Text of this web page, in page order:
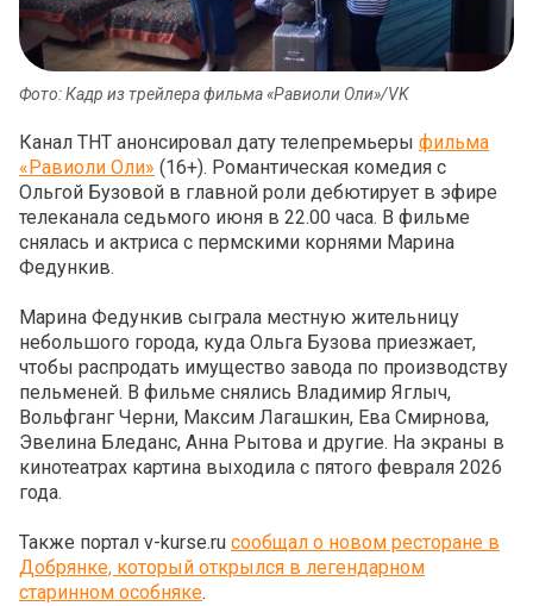
Фото: Кадр из трейлера фильма «Равиоли Оли»/VK
Канал ТНТ анонсировал дату телепремьеры фильма
«Равиоли Оли» (16+). Романтическая комедия с
Ольгой Бузовой в главной роли дебютирует в эфире
телеканала седьмого июня в 22.00 часа. В фильме
снялась и актриса с пермскими корнями Марина
Федункив.
Марина Федункив сыграла местную жительницу
небольшого города, куда Ольга Бузова приезжает,
чтобы распродать имущество завода по производству
пельменей. В фильме снялись Владимир Яглыч,
Вольфганг Черни, Максим Лагашкин, Ева Смирнова,
Эвелина Бледанс, Анна Рытова и другие. На экраны в
кинотеатрах картина выходила с пятого февраля 2026
года.
Также портал v-kurse.ru сообщал о новом ресторане в
Добрянке, который открылся в легендарном
старинном особняке.